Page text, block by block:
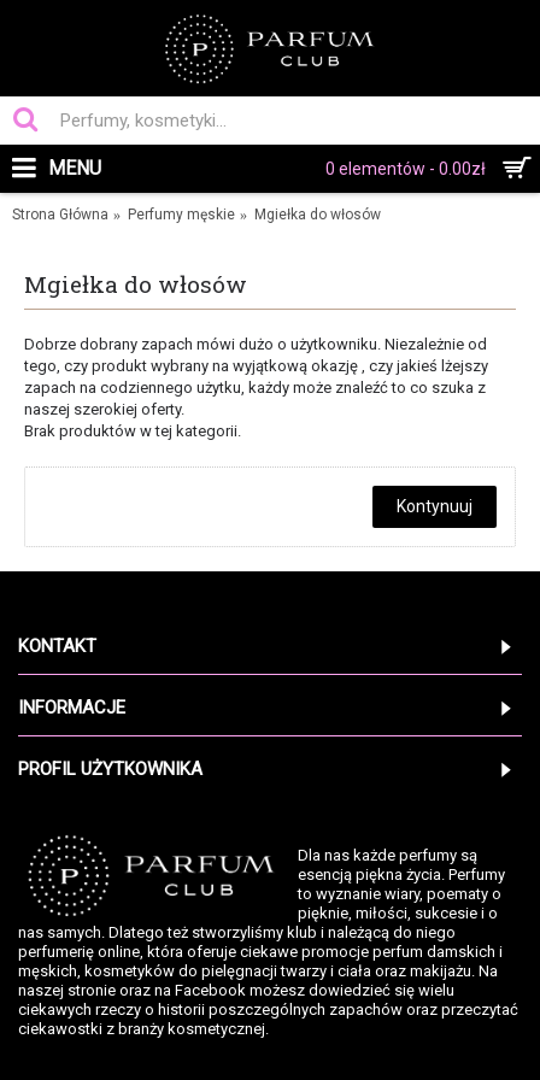
0 elementów - 0.00zł
MENU
Strona Główna Perfumy męskie Mgiełka do włosów
Mgiełka do włosów
Dobrze dobrany zapach mówi dużo o użytkowniku. Niezależnie od
tego, czy produkt wybrany na wyjątkową okazję , czy jakieś lżejszy
zapach na codziennego użytku, każdy może znaleźć to co szuka z
naszej szerokiej oferty.
Brak produktów w tej kategorii.
Kontynuuj
KONTAKT
INFORMACJE
PROFIL UŻYTKOWNIKA
Dla nas każde perfumy są
esencją piękna życia. Perfumy
to wyznanie wiary, poematy o
pięknie, miłości, sukcesie i o
nas samych. Dlatego też stworzyliśmy klub i należącą do niego
perfumerię online, która oferuje ciekawe promocje perfum damskich i
męskich, kosmetyków do pielęgnacji twarzy i ciała oraz makijażu. Na
naszej stronie oraz na Facebook możesz dowiedzieć się wielu
ciekawych rzeczy o historii poszczególnych zapachów oraz przeczytać
ciekawostki z branży kosmetycznej.